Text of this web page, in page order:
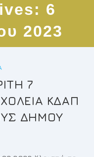
6
2023
7
ΚΔΑΠ
ΔΗΜΟΥ